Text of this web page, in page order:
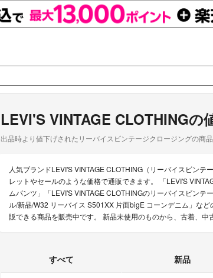
LEVI'S VINTAGE CLOTHINGの
出品時より値下げされたリーバイスビンテージクロージングの商品
人気ブランドLEVI'S VINTAGE CLOTHING（リーバイスビン
レットやセールのような価格で通販できます。 「LEVI'S
ムパンツ」「LEVI'S VINTAGE CLOTHINGのリーバイスビン
ル/新品/W32 リーバイス S501XX 片面bigE コーンデニム」な
販できる商品を販売中です。 新品未使用のものから、古着、中
すべて 新品